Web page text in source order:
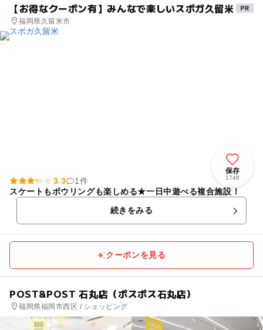
【お得なクーポン有】みんなで楽しいスポガ久留米
福岡県久留米市
保存
1748
3.3
1件
スケートもボウリングも楽しめる★一日中遊べる複合施設！
続きをみる
クーポンを見る
POST&POST 石丸店（ポスポス石丸店）
福岡県福岡市西区 / ショッピング